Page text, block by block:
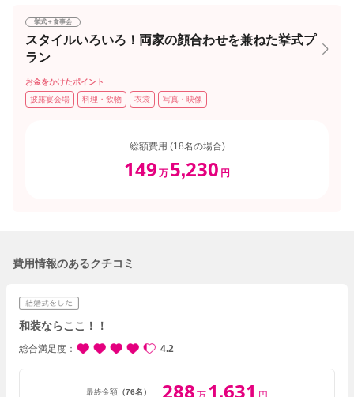
挙式＋食事会
スタイルいろいろ！両家の顔合わせを兼ねた挙式プ
ラン
お金をかけたポイント
披露宴会場
料理・飲物 衣裳 写真・映像
総額費用 (18名の場合)
149 万 5,230 円
費用情報のあるクチコミ
和装ならここ！！
総合満足度 4.2
最終金額 （76名） 288 1,631